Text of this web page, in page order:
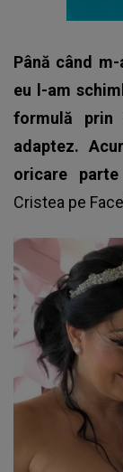
Până când
eu l-am
formulă
adaptez.
oricare
Cristea pe